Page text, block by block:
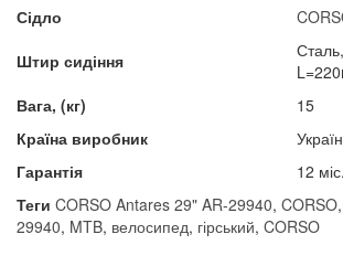
Сідло
Штир сидіння
Сталь,
Вага, (кг)
15
Країна виробник
Гарантія
12 міс.
Теги CORSO Antares 29" AR-29940, CORSO,
29940, MTB, велосипед, гірський, CORSO